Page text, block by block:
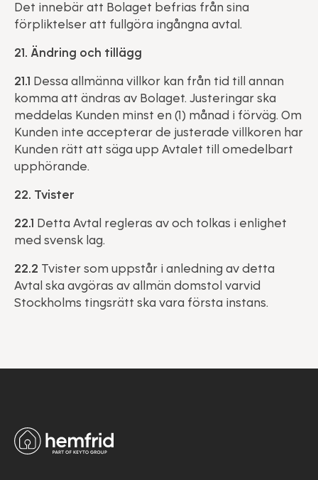
Det innebär att Bolaget befrias från sina
förpliktelser att fullgöra ingångna avtal.
21. Ändring och tillägg
21.1 Dessa allmänna villkor kan från tid till annan
komma att ändras av Bolaget. Justeringar ska
meddelas Kunden minst en (1) månad i förväg. Om
Kunden inte accepterar de justerade villkoren har
Kunden rätt att säga upp Avtalet till omedelbart
upphörande.
22. Tvister
22.1 Detta Avtal regleras av och tolkas i enlighet
med svensk lag.
22.2 Tvister som uppstår i anledning av detta
Avtal ska avgöras av allmän domstol varvid
Stockholms tingsrätt ska vara första instans.